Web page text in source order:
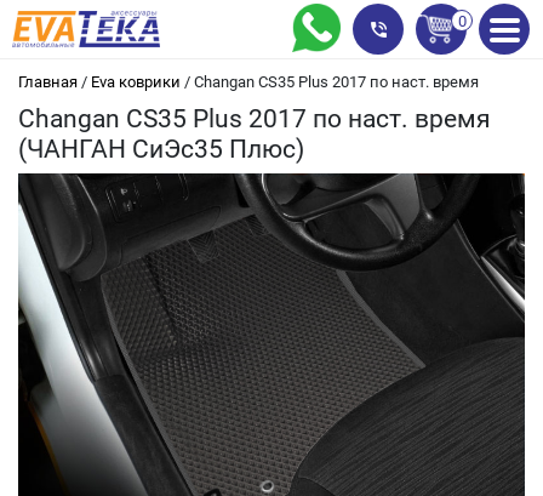
Главная / Eva коврики / Changan CS35 Plus 2017 по наст. время
Changan CS35 Plus 2017 по наст. время
(ЧАНГАН СиЭс35 Плюс)
0